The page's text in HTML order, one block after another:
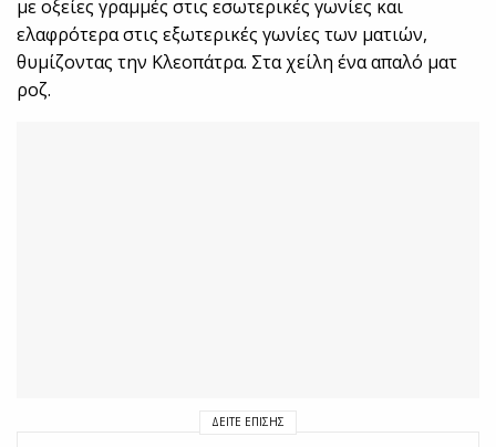
με οξείες γραμμές στις εσωτερικές γωνίες και
ελαφρότερα στις εξωτερικές γωνίες των ματιών,
θυμίζοντας την Κλεοπάτρα. Στα χείλη ένα απαλό ματ
ροζ.
ΔΕΊΤΕ ΕΠΊΣΗΣ